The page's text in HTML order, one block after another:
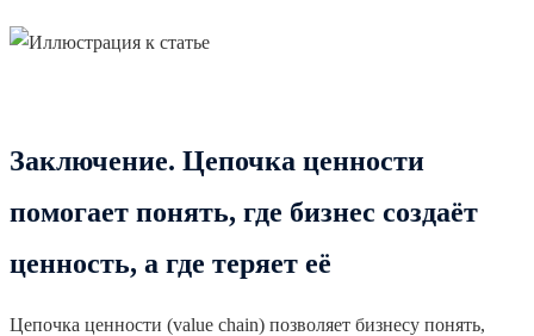
Заключение. Цепочка ценности
помогает понять, где бизнес создаёт
ценность, а где теряет её
Цепочка ценности (value chain) позволяет бизнесу понять,